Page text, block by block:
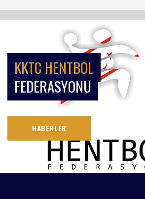
KKTC HENTBOL
FEDERASYONU
HABERLER